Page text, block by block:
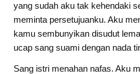
yang sudah aku tak kehendaki
meminta persetujuanku. Aku
kamu sembunyikan disudut
ucap sang suami dengan nada
Sang istri menahan nafas. Aku